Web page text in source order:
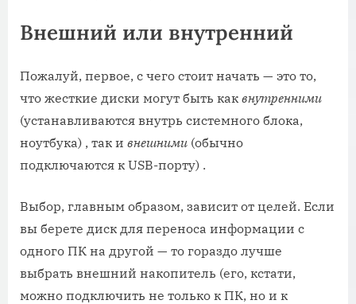
Внешний или внутренний
Пожалуй, первое, с чего стоит начать — это то,
что жесткие диски могут быть как внутренними
(устанавливаются внутрь системного блока,
ноутбука) , так и внешними (обычно
подключаются к USB-порту) .
Выбор, главным образом, зависит от целей. Если
вы берете диск для переноса информации с
одного ПК на другой — то гораздо лучше
выбрать внешний накопитель (его, кстати,
можно подключить не только к ПК, но и к